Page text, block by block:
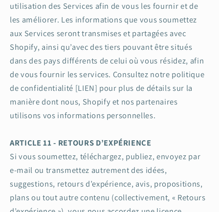
utilisation des Services afin de vous les fournir et de
les améliorer. Les informations que vous soumettez
aux Services seront transmises et partagées avec
Shopify, ainsi qu’avec des tiers pouvant être situés
dans des pays différents de celui où vous résidez, afin
de vous fournir les services. Consultez notre politique
de confidentialité [LIEN] pour plus de détails sur la
manière dont nous, Shopify et nos partenaires
utilisons vos informations personnelles.
ARTICLE 11 - RETOURS D’EXPÉRIENCE
Si vous soumettez, téléchargez, publiez, envoyez par
e-mail ou transmettez autrement des idées,
suggestions, retours d’expérience, avis, propositions,
plans ou tout autre contenu (collectivement, « Retours